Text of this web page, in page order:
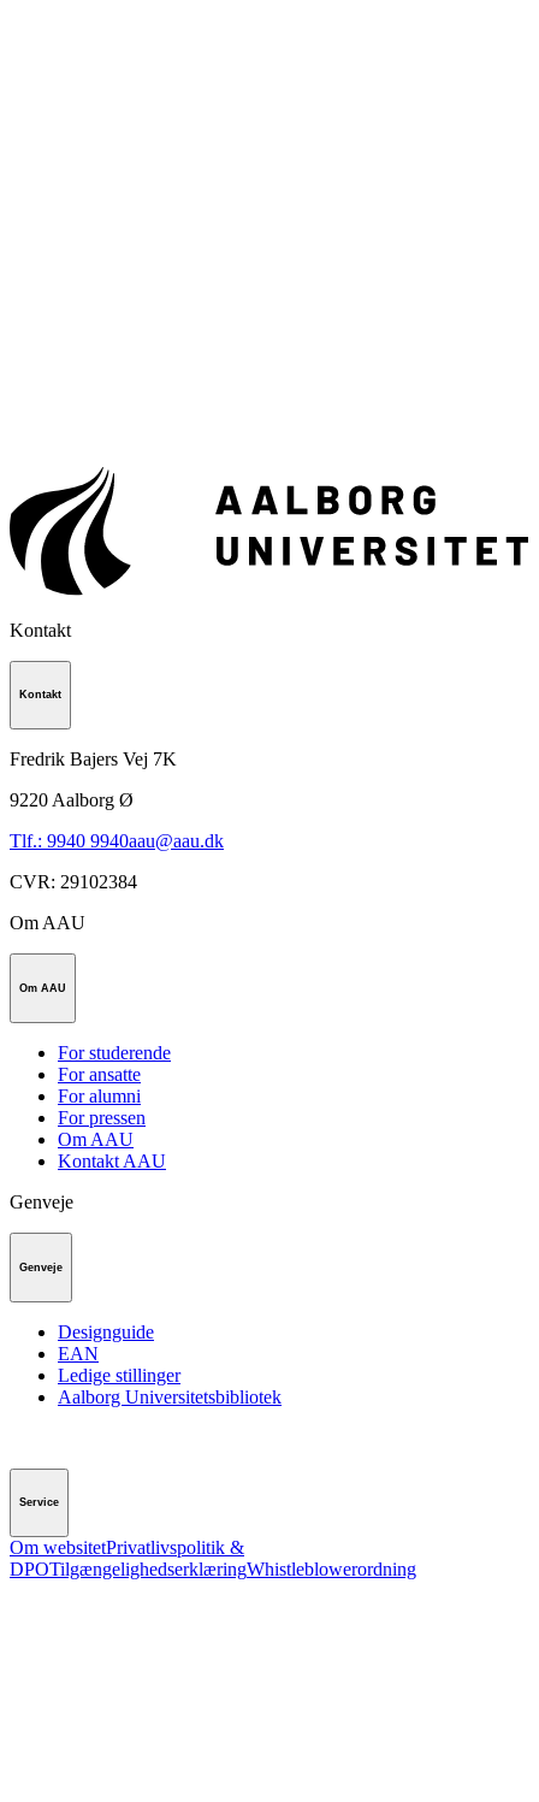
Kontakt
Kontakt
Fredrik Bajers Vej 7K
9220 Aalborg Ø
Tlf.: 9940 9940aau@aau.dk
CVR: 29102384
Om AAU
Om AAU
For studerende
For ansatte
For alumni
For pressen
Om AAU
Kontakt AAU
Genveje
Genveje
Designguide
EAN
Ledige stillinger
Aalborg Universitetsbibliotek
Service
Om websitetPrivatlivspolitik &
DPOTilgængelighedserklæringWhistleblowerordning